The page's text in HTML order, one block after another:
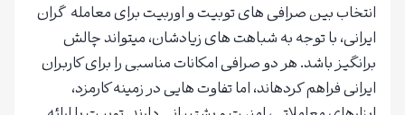
انتخاب بین صرافی های توبیت و اوربیت برای معامله گران
ایرانی، با توجه به شباهت های زیادشان، میتواند چالش
برانگیز باشد. هر دو صرافی امکانات مناسبی را برای کاربران
ایرانی فراهم کردهاند، اما تفاوت هایی در زمینه کارمزد،